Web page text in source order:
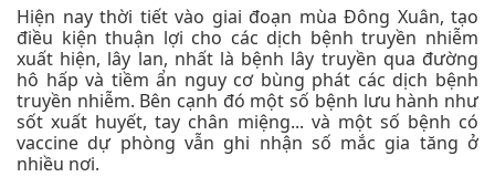
Hiện nay thời tiết vào giai đoạn mùa Đông Xuân, tạo
điều kiện thuận lợi cho các dịch bệnh truyền nhiễm
xuất hiện, lây lan, nhất là bệnh lây truyền qua đường
hô hấp và tiềm ẩn nguy cơ bùng phát các dịch bệnh
truyền nhiễm. Bên cạnh đó một số bệnh lưu hành như
sốt xuất huyết, tay chân miệng... và một số bệnh có
vaccine dự phòng vẫn ghi nhận số mắc gia tăng ở
nhiều nơi.